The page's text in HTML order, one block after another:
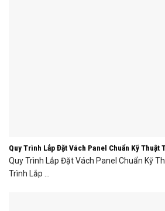
Quy Trình Lắp Đặt Vách Panel Chuẩn Kỹ Thuật
Quy Trình Lắp Đặt Vách Panel Chuẩn Kỹ
Trình Lắp ...